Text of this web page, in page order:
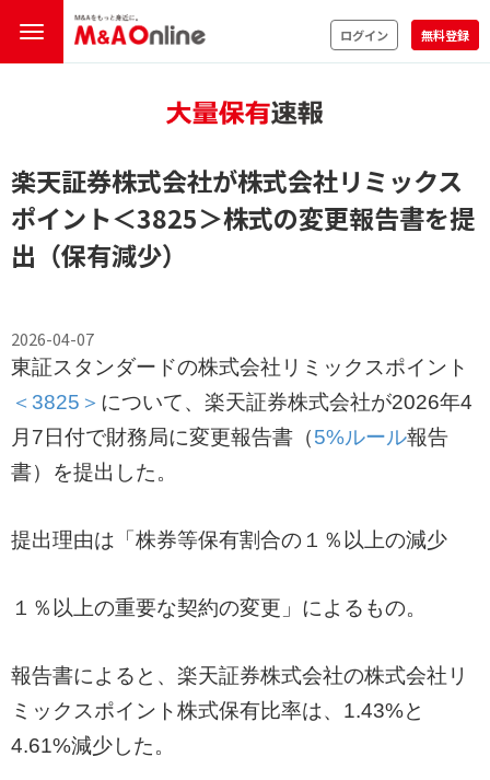
ログイン 無料登録
楽天証券株式会社が株式会社リミックス
ポイント＜3825＞株式の変更報告書を提
出（保有減少）
2026-04-07
東証スタンダードの株式会社リミックスポイント
＜3825＞ について、楽天証券株式会社が2026年4
月7日付で財務局に変更報告書（5%ルール報告
書）を提出した。
提出理由は「株券等保有割合の１％以上の減少
１％以上の重要な契約の変更」によるもの。
報告書によると、楽天証券株式会社の株式会社リ
ミックスポイント株式保有比率は、1.43%と
4.61%減少した。